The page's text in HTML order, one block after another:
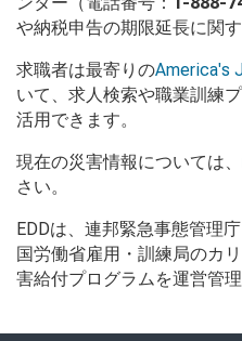
や納税申告の期限延長に関
求職者は最寄りのAmerica's
いて、求人検索や職業訓練
活用できます。
現在の災害情報については、
さい。
EDDは、連邦緊急事態管理
国労働省雇用・訓練局のカ
害給付プログラムを運営管理